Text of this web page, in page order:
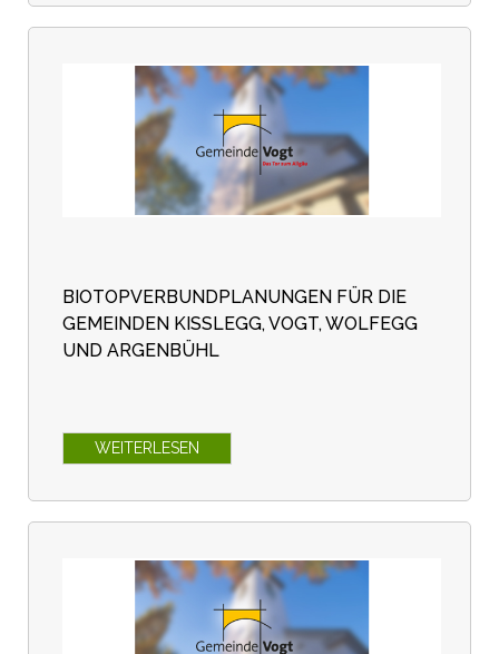
BIOTOPVERBUNDPLANUNGEN FÜR DIE
GEMEINDEN KISSLEGG, VOGT, WOLFEGG U
ND ARGENBÜHL
WEITERLESEN